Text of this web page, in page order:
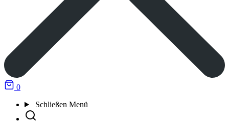
0
Schließen Menü